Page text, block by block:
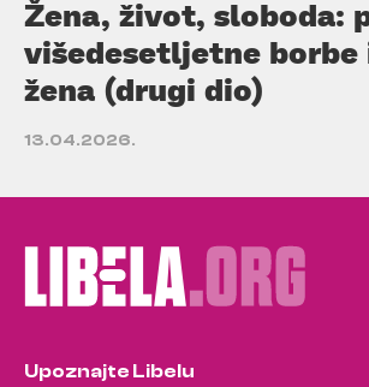
Žena, život, sloboda:
višedesetljetne borbe
žena (drugi dio)
13.04.2026.
Upoznajte Libelu